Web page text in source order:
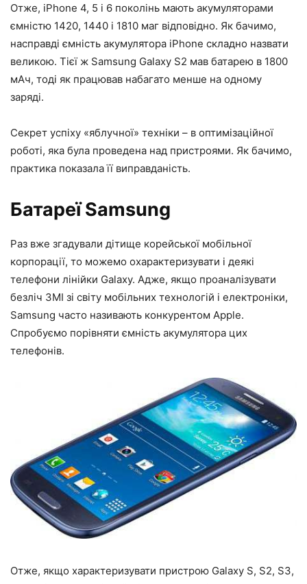
Отже, iPhone 4, 5 і 6 поколінь мають акумуляторами
ємністю 1420, 1440 і 1810 маг відповідно. Як бачимо,
насправді ємність акумулятора iPhone складно назвати
великою. Тієї ж Samsung Galaxy S2 мав батарею в 1800
мАч, тоді як працював набагато менше на одному
заряді.
Секрет успіху «яблучної» техніки – в оптимізаційної
роботі, яка була проведена над пристроями. Як бачимо,
практика показала її виправданість.
Батареї Samsung
Раз вже згадували дітище корейської мобільної
корпорації, то можемо охарактеризувати і деякі
телефони лінійки Galaxy. Адже, якщо проаналізувати
безліч ЗМІ зі світу мобільних технологій і електроніки,
Samsung часто називають конкурентом Apple.
Спробуємо порівняти ємність акумулятора цих
телефонів.
Отже, якщо характеризувати пристрою Galaxy S, S2, S3,